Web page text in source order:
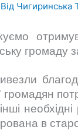
Чигиринська
громаду
громадян
інші
в